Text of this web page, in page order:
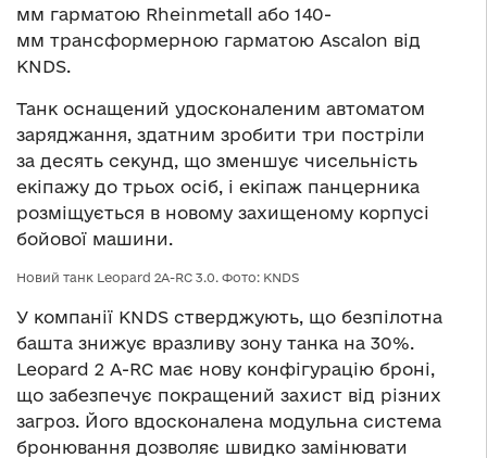
мм гарматою Rheinmetall або 140-
мм трансформерною гарматою Ascalon від
KNDS.
Танк оснащений удосконаленим автоматом
заряджання, здатним зробити три постріли
за десять секунд, що зменшує чисельність
екіпажу до трьох осіб, і екіпаж панцерника
розміщується в новому захищеному корпусі
бойової машини.
Новий танк Leopard 2А-RC 3.0. Фото: KNDS
У компанії KNDS стверджують, що безпілотна
башта знижує вразливу зону танка на 30%.
Leopard 2 A-RC має нову конфігурацію броні,
що забезпечує покращений захист від різних
загроз. Його вдосконалена модульна система
бронювання дозволяє швидко замінювати